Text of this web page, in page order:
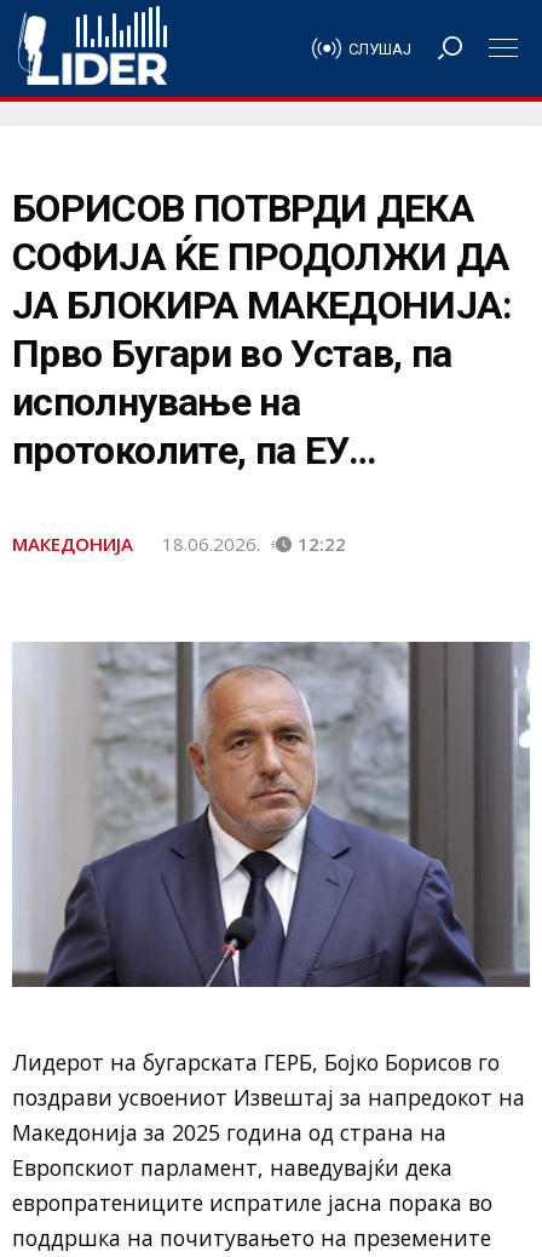
СЛУШАЈ
БОРИСОВ ПОТВРДИ ДЕКА
СОФИЈА ЌЕ ПРОДОЛЖИ ДА
ЈА БЛОКИРА МАКЕДОНИЈА:
Прво Бугари во Устав, па
исполнување на
протоколите, па ЕУ…
МАКЕДОНИЈА 18.06.2026. 12:22
Лидерот на бугарската ГЕРБ, Бојко Борисов го
поздрави усвоениот Извештај за напредокот на
Македонија за 2025 година од страна на
Европскиот парламент, наведувајќи дека
европратениците испратиле јасна порака во
поддршка на почитувањето на преземените